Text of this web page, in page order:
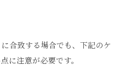
合致する場合でも、下記のケ
に注意が必要です。